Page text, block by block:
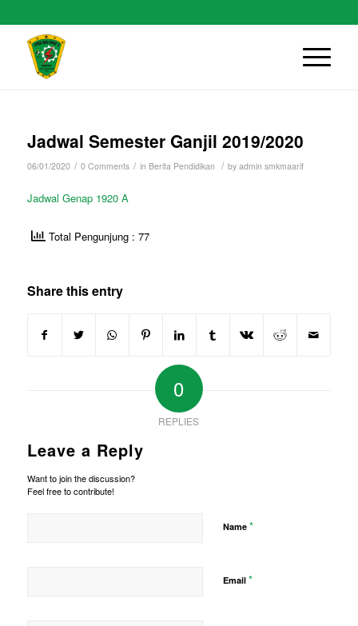
Jadwal Semester Ganjil 2019/2020
06/01/2020 / 0 Comments / in Berita Pendidikan / by admin smkmaarif
Jadwal Genap 1920 A
Total Pengunjung : 77
Share this entry
0
REPLIES
Leave a Reply
Want to join the discussion?
Feel free to contribute!
Name *
Email *